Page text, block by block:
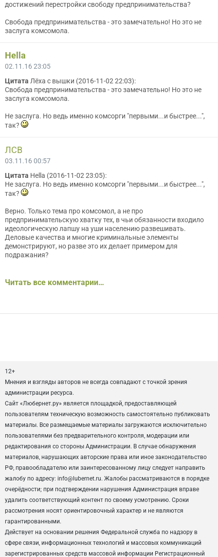
достижений перестройки свободу предпринимательства?
Свобода предпринимательства - это замечательно! Но это не
заслуга комсомола.
Hella
02.11.16 23:05
Цитата Лёха с вышки (2016-11-02 22:03):
Свобода предпринимательства - это замечательно! Но это не
заслуга комсомола.
Не заслуга. Но ведь именно комсорги "первыми...и быстрее...",
так?
ЛСВ
03.11.16 00:57
Цитата Hella (2016-11-02 23:05):
Не заслуга. Но ведь именно комсорги "первыми...и быстрее...",
так?
Верно. Только тема про комсомол, а не про
предпринимательскую хватку тех, в чьи обязанности входило
идеологическую лапшу на уши населению развешивать.
Деловые качества и многие криминальные элементы
демонстрируют, но разве это их делает примером для
подражания?
Читать все комментарии…
12+
Мнения и взгляды авторов не всегда совпадают с точкой зрения
администрации ресурса.
Сайт «Любернет.ру» является площадкой, предоставляющей
пользователям техническую возможность самостоятельно публиковать
материалы. Все размещаемые материалы загружаются исключительно
пользователями без предварительного контроля, модерации или
редактирования со стороны Администрации. В случае обнаружения
материалов, нарушающих авторские права или иное законодательство
РФ, правообладателю или заинтересованному лицу следует направить
жалобу по адресу: info@lubernet.ru. Жалобы рассматриваются в порядке
очерёдности; при подтверждении нарушения Администрация вправе
удалить соответствующий контент по своему усмотрению. Сроки
рассмотрения носят ориентировочный характер и не являются
гарантированными.
Действует на основании решения Федеральной служба по надзору в
сфере связи, информационных технологий и массовых коммуникаций
зарегистрированных средств массовой информации Регистрационный